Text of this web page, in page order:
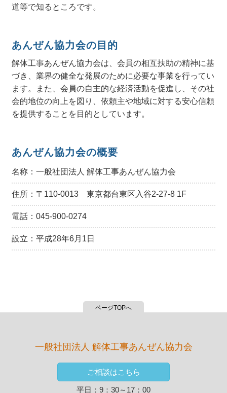
道等で知るところです。
あんぜん協力会の目的
解体工事あんぜん協力会は、会員の相互扶助の精神に基
づき、業界の健全な発展のために必要な事業を行ってい
ます。また、会員の自主的な経済活動を促進し、その社
会的地位の向上を図り、依頼主や地域に対する安心信頼
を提供することを目的としています。
あんぜん協力会の概要
名称：一般社団法人 解体工事あんぜん協力会
住所：〒110-0013 東京都台東区入谷2-27-8 1F
電話：045-900-0274
設立：平成28年6月1日
ページTOPへ
一般社団法人 解体工事あんぜん協力会
ご相談はこちら
平日：9：30～17：00